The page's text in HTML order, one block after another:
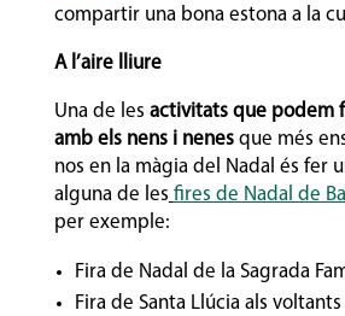
compartir una bona estona a la
A l’aire lliure
Una de les activitats que podem
amb els nens i nenes que més
nos en la màgia del Nadal és fer
alguna de les fires de Nadal de
per exemple:
Fira de Nadal de la Sagrada
Fira de Santa Llúcia als